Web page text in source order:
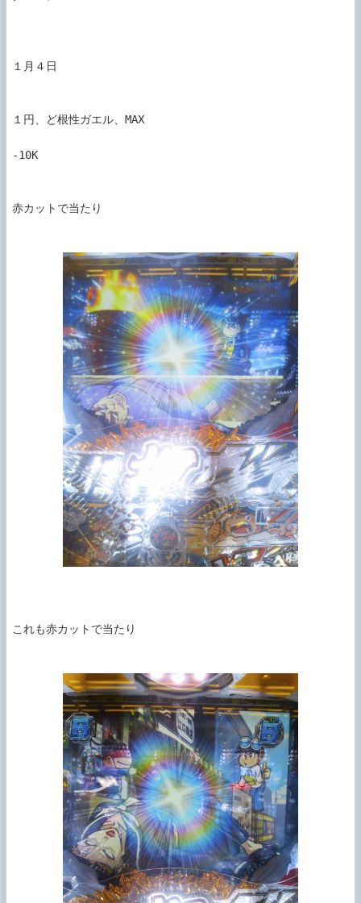
１月４日
１円、ど根性ガエル、MAX
-10K
赤カットで当たり
これも赤カットで当たり